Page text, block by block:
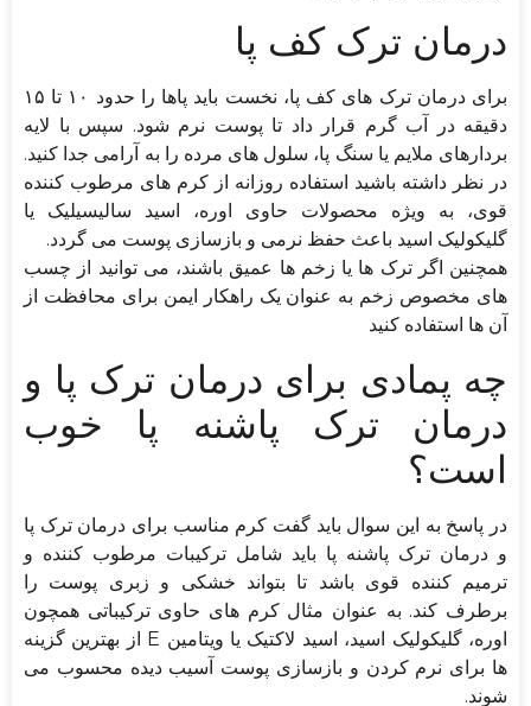
درمان ترک کف پا
برای درمان ترک های کف پا، نخست باید پاها را حدود ۱۰ تا ۱۵
دقیقه در آب گرم قرار داد تا پوست نرم شود. سپس با لایه
بردارهای ملایم یا سنگ پا، سلول های مرده را به آرامی جدا کنید.
در نظر داشته باشید استفاده روزانه از کرم های مرطوب کننده
قوی، به ویژه محصولات حاوی اوره، اسید سالیسیلیک یا
گلیکولیک اسید باعث حفظ نرمی و بازسازی پوست می گردد.
همچنین اگر ترک ها یا زخم ها عمیق باشند، می توانید از چسب
های مخصوص زخم به عنوان یک راهکار ایمن برای محافظت از
آن ها استفاده کنید
چه پمادی برای درمان ترک پا و
درمان ترک پاشنه پا خوب
است؟
در پاسخ به این سوال باید گفت کرم مناسب برای درمان ترک پا
و درمان ترک پاشنه پا باید شامل ترکیبات مرطوب کننده و
ترمیم کننده قوی باشد تا بتواند خشکی و زبری پوست را
برطرف کند. به عنوان مثال کرم های حاوی ترکیباتی همچون
اوره، گلیکولیک اسید، اسید لاکتیک یا ویتامین E از بهترین گزینه
ها برای نرم کردن و بازسازی پوست آسیب دیده محسوب می
شوند.